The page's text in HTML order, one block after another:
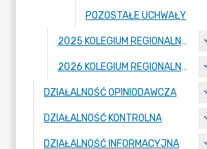
POZOSTAŁE UCHWAŁY
2025 KOLEGIUM REGIONALNEJ IZBY OBRACHUNKOWEJ W POZNANIU
2026 KOLEGIUM REGIONALNEJ IZBY OBRACHUNKOWEJ W POZNANIU
DZIAŁALNOŚĆ OPINIODAWCZA
DZIAŁALNOŚĆ KONTROLNA
DZIAŁALNOŚĆ INFORMACYJNA